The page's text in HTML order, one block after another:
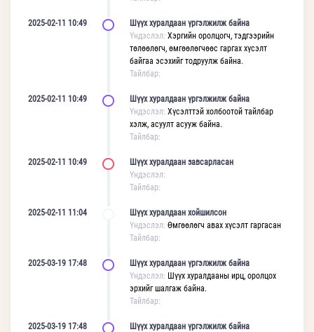
2025-02-11 10:49
Шүүх хуралдаан үргэлжилж байна
Үндэслэл: Хэргийн оролцогч, тэдгээрийн
төлөөлөгч, өмгөөлөгчөөс гаргах хүсэлт
байгаа эсэхийг тодруулж байна.
Тайлбар:
2025-02-11 10:49
Шүүх хуралдаан үргэлжилж байна
Үндэслэл: Хүсэлттэй холбоотой тайлбар
хэлж, асуулт асууж байна.
Тайлбар:
2025-02-11 10:49
Шүүх хуралдаан завсарласан
Үндэслэл:
Тайлбар:
2025-02-11 11:04
Шүүх хуралдаан хойшилсон
Үндэслэл: Өмгөөлөгч авах хүсэлт гаргасан
Тайлбар:
2025-03-19 17:48
Шүүх хуралдаан үргэлжилж байна
Үндэслэл: Шүүх хуралдааны ирц, оролцох
эрхийг шалгаж байна.
Тайлбар:
2025-03-19 17:48
Шүүх хуралдаан үргэлжилж байна